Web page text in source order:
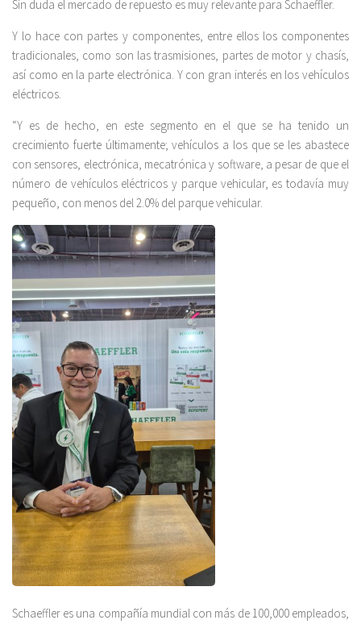
Sin duda el mercado de repuesto es muy relevante para Schaeffler.
Y lo hace con partes y componentes, entre ellos los componentes
tradicionales, como son las trasmisiones, partes de motor y chasís,
así como en la parte electrónica. Y con gran interés en los vehículos
eléctricos.
“Y es de hecho, en este segmento en el que se ha tenido un
crecimiento fuerte últimamente; vehículos a los que se les abastece
con sensores, electrónica, mecatrónica y software, a pesar de que el
número de vehículos eléctricos y parque vehicular, es todavía muy
pequeño, con menos del 2.0% del parque vehicular.
Schaeffler es una compañía mundial con más de 100,000 empleados,